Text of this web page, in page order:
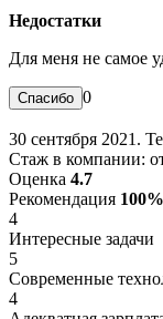
Недостатки
Для меня не самое
0
30 сентября 2021.
Стаж в компании:
Оценка 4.7
Рекомендация 100%
4
Интересные задачи
5
Современные
4